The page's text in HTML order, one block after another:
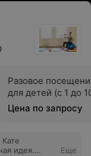
Разовое
для детей (с 1 до
Цена по запросу
идея.
Еще